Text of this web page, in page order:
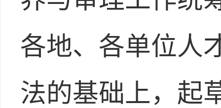
各地、各单位人
法的基础上，起